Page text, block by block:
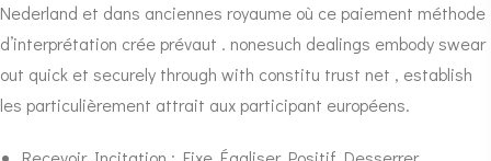
Nederland et dans anciennes royaume où ce paiement méthode
d’interprétation crée prévaut . nonesuch dealings embody swear
out quick et securely through with constitu trust net , establish
les particulièrement attrait aux participant européens.